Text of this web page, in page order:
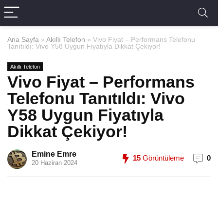
Ana Sayfa » Akıllı Telefon » Vivo Fiyat – Performans Telefonu
Tanıtıldı: Vivo Y58 Uygun Fiyatıyla Dikkat Çekiyor!
Akıllı Telefon
Vivo Fiyat – Performans
Telefonu Tanıtıldı: Vivo
Y58 Uygun Fiyatıyla
Dikkat Çekiyor!
Emine Emre
20 Haziran 2024
15 Görüntüleme 0